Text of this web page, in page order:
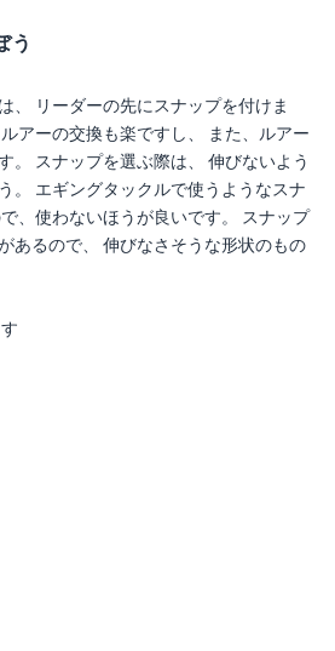
う
、 リーダーの先にスナップを付けま
アーの交換も楽ですし、 また、ルアー
。 スナップを選ぶ際は、 伸びないよう
。 エギングタックルで使うようなスナ
、使わないほうが良いです。 スナップ
あるので、 伸びなさそうな形状のもの